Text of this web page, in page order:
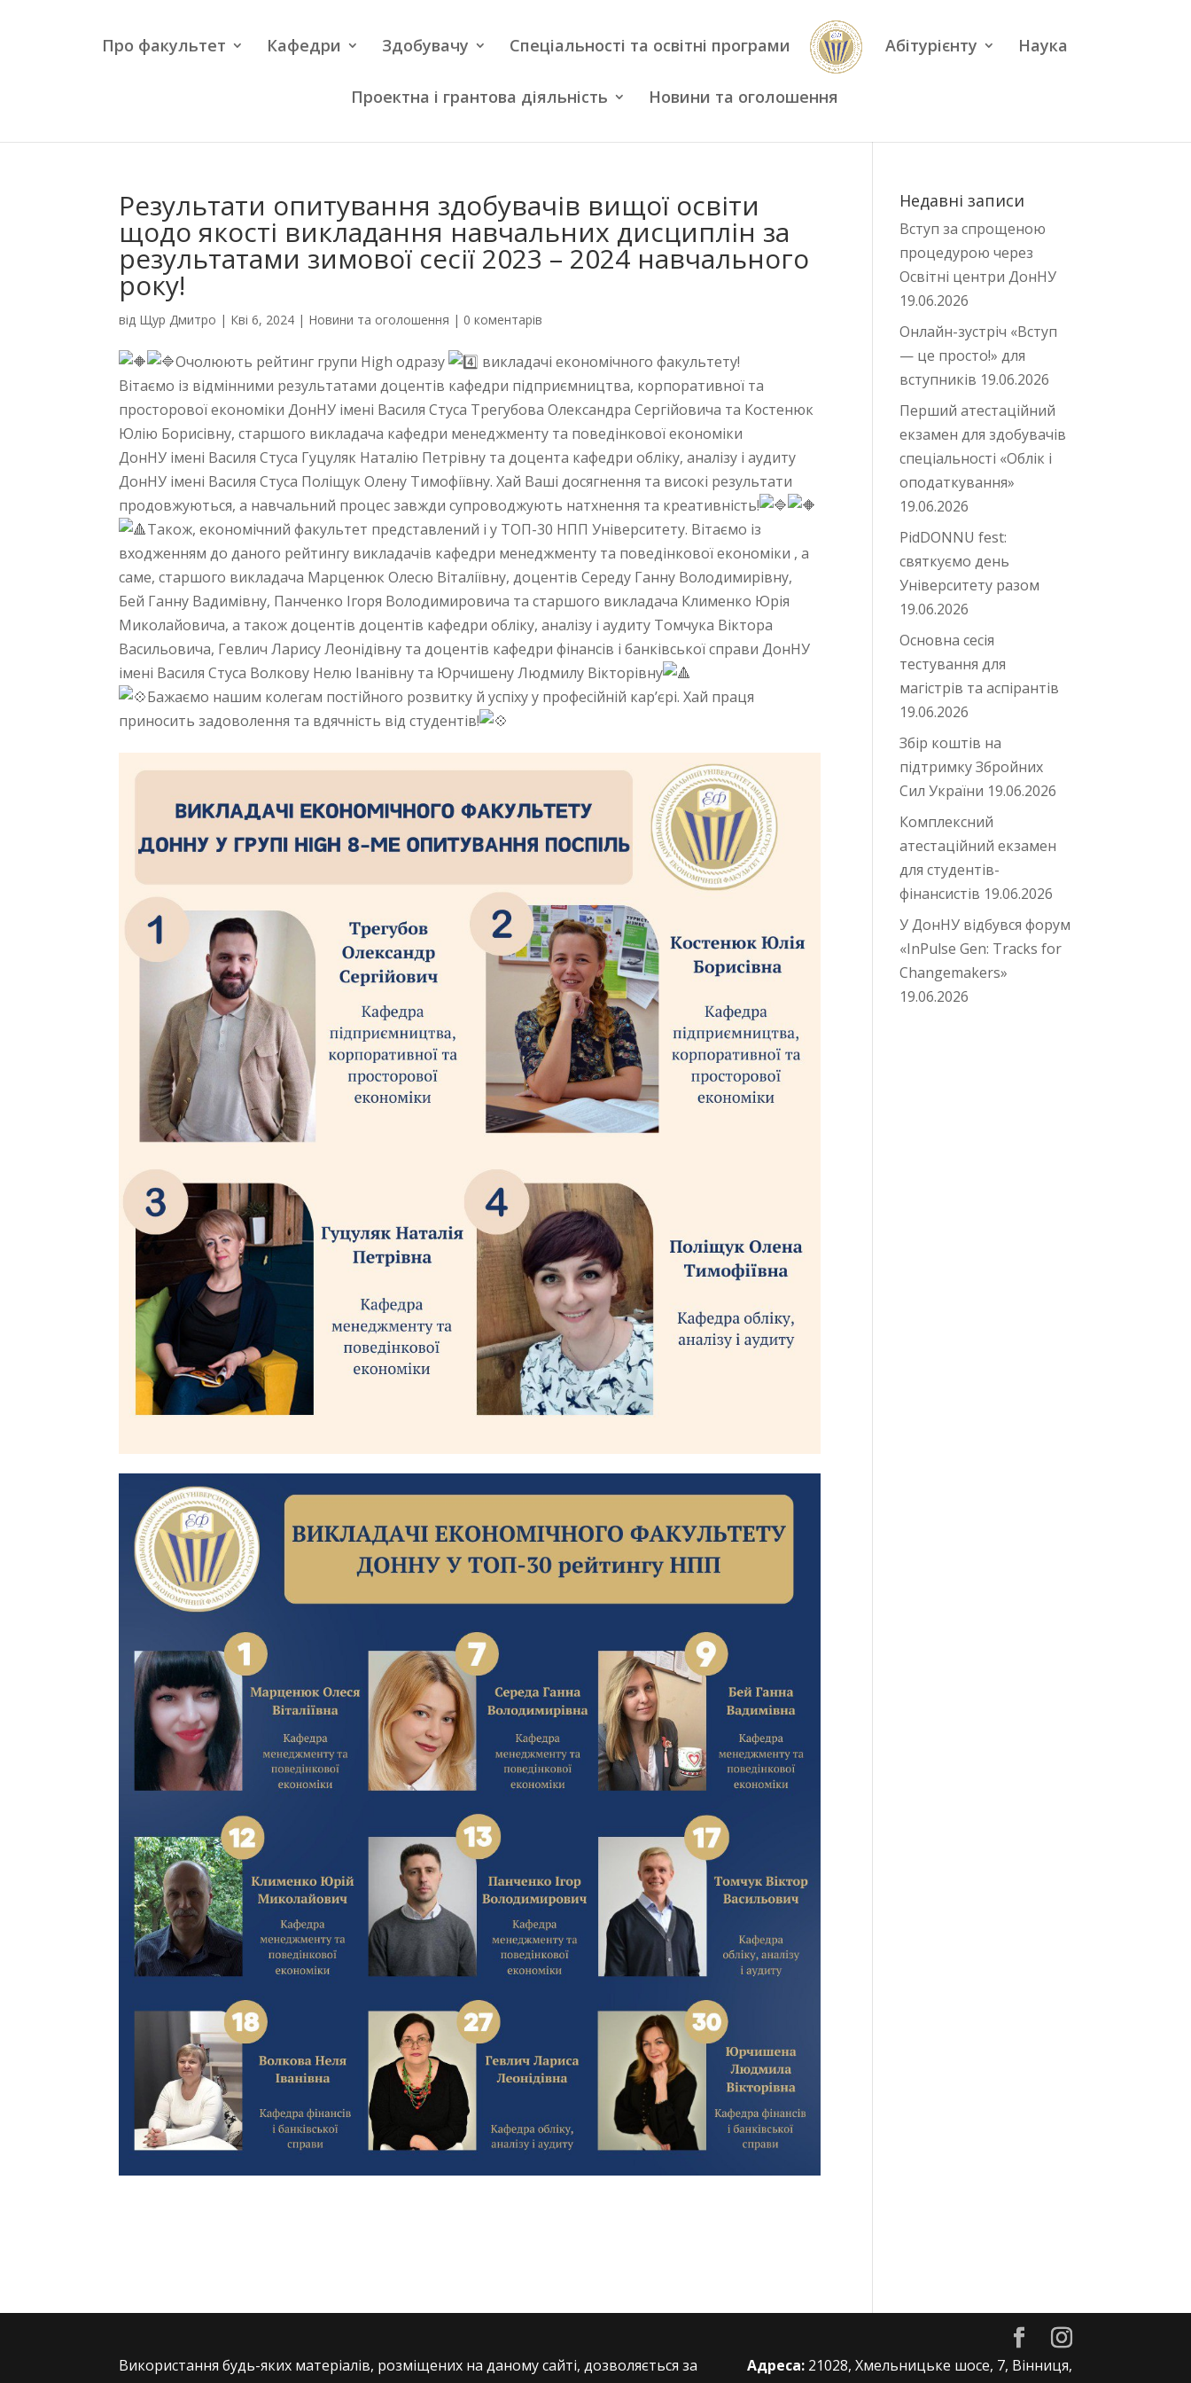
Про факультет Кафедри Здобувачу Спеціальності та освітні програми Абітурієнту Наука
Проектна і грантова діяльність Новини та оголошення
Результати опитування здобувачів вищої освіти
щодо якості викладання навчальних дисциплін за
результатами зимової сесії 2023 – 2024 навчального
року!
від Щур Дмитро | Кві 6, 2024 | Новини та оголошення | 0 коментарів
Очолюють рейтинг групи High одразу
викладачі економічного факультету!
Вітаємо із відмінними результатами доцентів кафедри підприємництва, корпоративної та
просторової економіки ДонНУ імені Василя Стуса Трегубова Олександра Сергійовича та Костенюк
Юлію Борисівну, старшого викладача кафедри менеджменту та поведінкової економіки
ДонНУ імені Василя Стуса Гуцуляк Наталію Петрівну та доцента кафедри обліку, аналізу і аудиту
ДонНУ імені Василя Стуса Поліщук Олену Тимофіївну. Хай Ваші досягнення та високі результати
продовжуються, а навчальний процес завжди супроводжують натхнення та креативність!
Також, економічний факультет представлений і у ТОП-30 НПП Університету. Вітаємо із
входженням до даного рейтингу викладачів кафедри менеджменту та поведінкової економіки , а
саме, старшого викладача Марценюк Олесю Віталіївну, доцентів Середу Ганну Володимирівну,
Бей Ганну Вадимівну, Панченко Ігоря Володимировича та старшого викладача Клименко Юрія
Миколайовича, а також доцентів доцентів кафедри обліку, аналізу і аудиту Томчука Віктора
Васильовича, Гевлич Ларису Леонідівну та доцентів кафедри фінансів і банківської справи ДонНУ
імені Василя Стуса Волкову Нелю Іванівну та Юрчишену Людмилу Вікторівну
Бажаємо нашим колегам постійного розвитку й успіху у професійній кар’єрі. Хай праця
приносить задоволення та вдячність від студентів!
Недавні записи
Вступ за спрощеною
процедурою через
Освітні центри ДонНУ
19.06.2026
Онлайн-зустріч «Вступ
— це просто!» для
вступників 19.06.2026
Перший атестаційний
екзамен для здобувачів
спеціальності «Облік і
оподаткування»
19.06.2026
PidDONNU fest:
святкуємо день
Університету разом
19.06.2026
Основна сесія
тестування для
магістрів та аспірантів
19.06.2026
Збір коштів на
підтримку Збройних
Сил України 19.06.2026
Комплексний
атестаційний екзамен
для студентів-
фінансистів 19.06.2026
У ДонНУ відбувся форум
«InPulse Gen: Tracks for
Changemakers»
19.06.2026
Використання будь-яких матеріалів, розміщених на даному сайті, дозволяється за
Адреса:21028, Хмельницьке шосе, 7, Вінниця,